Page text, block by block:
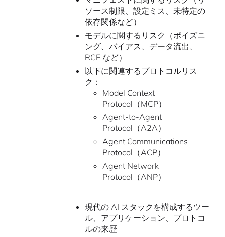
ソース制限、設定ミス、未特定の
依存関係など）
モデルに関するリスク（ポイズニ
ング、バイアス、データ流出、
RCE など）
以下に関連するプロトコルリス
ク：
Model Context
Protocol（MCP）
Agent-to-Agent
Protocol（A2A）
Agent Communications
Protocol（ACP）
Agent Network
Protocol（ANP）
現代の AI スタックを構成するツー
ル、アプリケーション、プロトコ
ルの来歴